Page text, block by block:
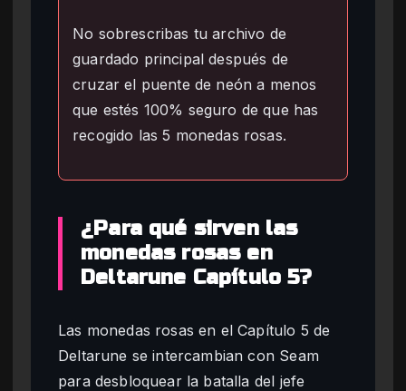
No sobrescribas tu archivo de
guardado principal después de
cruzar el puente de neón a menos
que estés 100% seguro de que has
recogido las 5 monedas rosas.
¿Para qué sirven las
monedas rosas en
Deltarune Capítulo 5?
Las monedas rosas en el Capítulo 5 de
Deltarune se intercambian con Seam
para desbloquear la batalla del jefe